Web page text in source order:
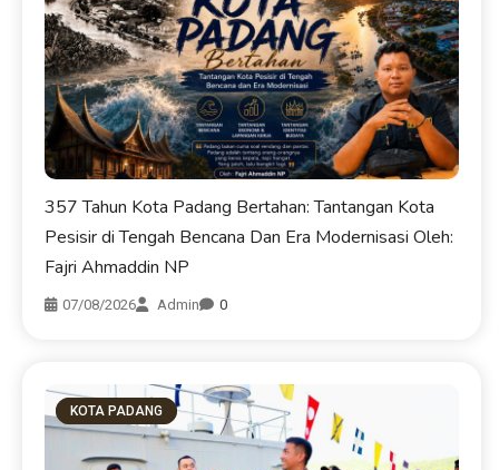
357 Tahun Kota Padang Bertahan: Tantangan Kota
Pesisir di Tengah Bencana Dan Era Modernisasi Oleh:
Fajri Ahmaddin NP
07/08/2026 Admin 0
KOTA PADANG